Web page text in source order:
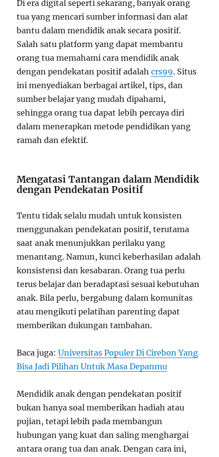
Di era digital seperti sekarang, banyak orang
tua yang mencari sumber informasi dan alat
bantu dalam mendidik anak secara positif.
Salah satu platform yang dapat membantu
orang tua memahami cara mendidik anak
dengan pendekatan positif adalahcrs99. Situs
ini menyediakan berbagai artikel, tips, dan
sumber belajar yang mudah dipahami,
sehingga orang tua dapat lebih percaya diri
dalam menerapkan metode pendidikan yang
ramah dan efektif.
Mengatasi Tantangan dalam Mendidik
dengan Pendekatan Positif
Tentu tidak selalu mudah untuk konsisten
menggunakan pendekatan positif, terutama
saat anak menunjukkan perilaku yang
menantang. Namun, kunci keberhasilan adalah
konsistensi dan kesabaran. Orang tua perlu
terus belajar dan beradaptasi sesuai kebutuhan
anak. Bila perlu, bergabung dalam komunitas
atau mengikuti pelatihan parenting dapat
memberikan dukungan tambahan.
Baca juga:Universitas Populer Di Cirebon Yang
Bisa Jadi Pilihan Untuk Masa Depanmu
Mendidik anak dengan pendekatan positif
bukan hanya soal memberikan hadiah atau
pujian, tetapi lebih pada membangun
hubungan yang kuat dan saling menghargai
antara orang tua dan anak. Dengan cara ini,